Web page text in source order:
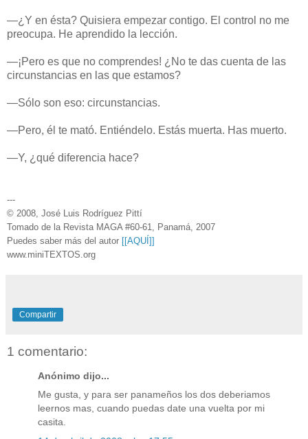
—¿Y en ésta? Quisiera empezar contigo. El control no me
preocupa. He aprendido la lección.
—¡Pero es que no comprendes! ¿No te das cuenta de las
circunstancias en las que estamos?
—Sólo son eso: circunstancias.
—Pero, él te mató. Entiéndelo. Estás muerta. Has muerto.
—Y, ¿qué diferencia hace?
---
© 2008, José Luis Rodríguez Pittí
Tomado de la Revista MAGA #60-61, Panamá, 2007
Puedes saber más del autor [[AQUÍ]]
www.miniTEXTOS.org
Compartir
1 comentario:
Anónimo dijo...
Me gusta, y para ser panameños los dos deberiamos
leernos mas, cuando puedas date una vuelta por mi
casita.